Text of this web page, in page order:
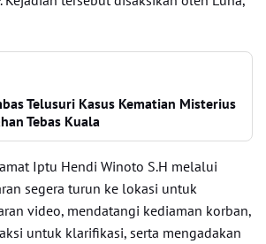
Telusuri Kasus Kematian Misterius
Tebas Kuala
Iptu Hendi Winoto S.H melalui
segera turun ke lokasi untuk
video, mendatangi kediaman korban,
untuk klarifikasi, serta mengadakan